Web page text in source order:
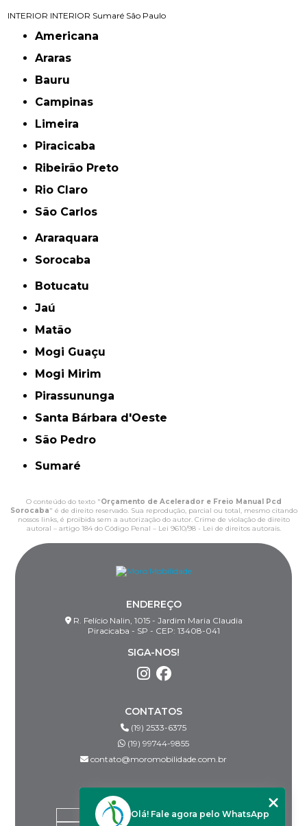
INTERIOR INTERIOR Sumaré São Paulo
Americana
Araras
Bauru
Campinas
Limeira
Piracicaba
Ribeirão Preto
Rio Claro
São Carlos
Araraquara
Sorocaba
Botucatu
Jaú
Matão
Mogi Guaçu
Mogi Mirim
Pirassununga
Santa Bárbara d'Oeste
São Pedro
Sumaré
O conteúdo do texto "Orçamento de Acelerador e Freio Manual Pcd
Sorocaba" é de direito reservado. Sua reprodução, parcial ou total, mesmo citando
nossos links, é proibida sem a autorização do autor. Crime de violação de direito
autoral – artigo 184 do Código Penal – Lei 9610/98 - Lei de direitos autorais.
ENDEREÇO
R. Felício Nalin, 1015 - Jardim Maria Claudia
Piracicaba - SP - CEP: 13408-041
SIGA-NOS!
CONTATOS
(19) 2533-6375
(19) 99744-9855
contato@moromobilidade.com.br
HOME
Olá! Fale agora pelo WhatsApp